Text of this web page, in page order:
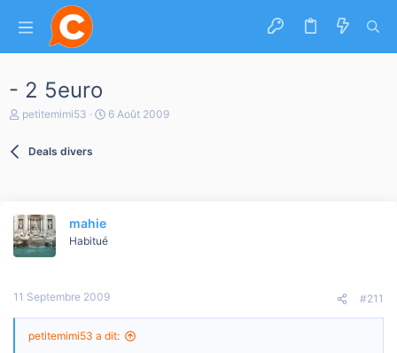
- 2 5euro
A
e
l
a
d
c
petitemimi53
D
u
6 Août 2009
Deals divers
mahie
Habitué
11 Septembre 2009 #211
petitemimi53 a dit: